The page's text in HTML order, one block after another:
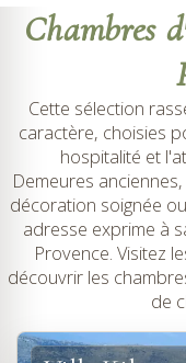
Chambres
Cette sélection
caractère, choisies
hospitalité et
Demeures
décoration soignée
adresse exprime à
Provence. Visitez
découvrir les
de